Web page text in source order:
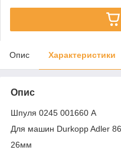
Опис Характеристики
Опис
Шпуля 0245 001660 A
Для машин Durkopp Adler
26мм